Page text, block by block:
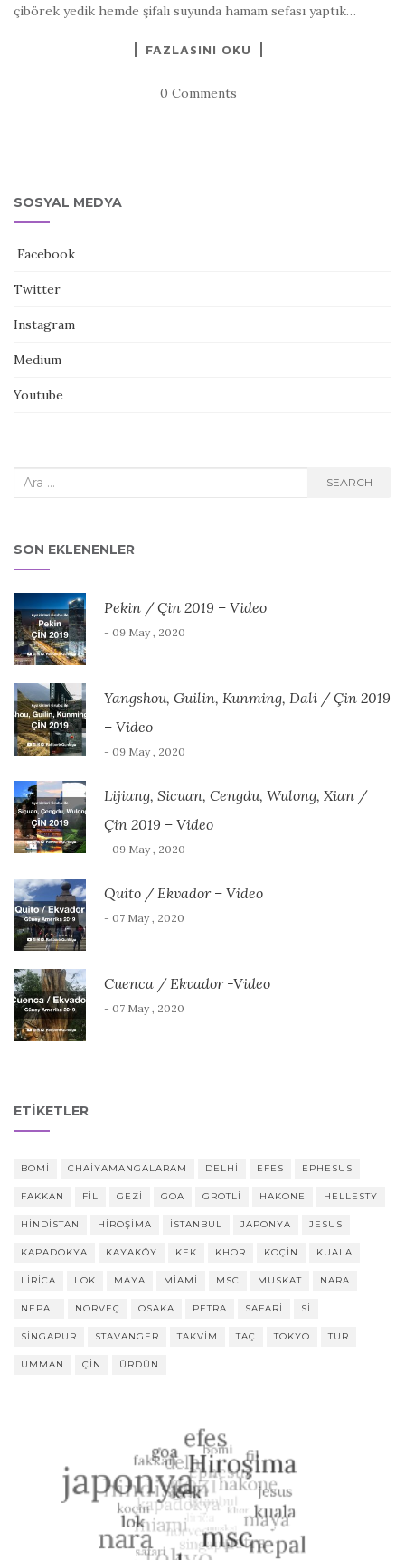
çibörek yedik hemde şifalı suyunda hamam sefası yaptık…
FAZLASINI OKU
0 Comments
SOSYAL MEDYA
Facebook
Twitter
Instagram
Medium
Youtube
Search
SEARCH
SON EKLENENLER
Pekin / Çin 2019 – Video
- 09 May , 2020
Yangshou, Guilin, Kunming, Dali / Çin 2019
– Video
- 09 May , 2020
Lijiang, Sicuan, Cengdu, Wulong, Xian /
Çin 2019 – Video
- 09 May , 2020
Quito / Ekvador – Video
- 07 May , 2020
Cuenca / Ekvador -Video
- 07 May , 2020
ETIKETLER
BOMI CHAIYAMANGALARAM DELHI EFES EPHESUS
FAKKAN FIL GEZI GOA GROTLI HAKONE HELLESTY
HINDISTAN HIROŞIMA ISTANBUL JAPONYA JESUS
KAPADOKYA KAYAKÖY KEK KHOR KOÇIN KUALA
LIRICA LOK MAYA MIAMI MSC MUSKAT NARA
NEPAL NORVEÇ OSAKA PETRA SAFARI SI
SINGAPUR STAVANGER TAKVIM TAÇ TOKYO TUR
UMMAN ÇIN ÜRDÜN